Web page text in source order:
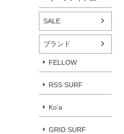
SALE
ブランド
FELLOW
RSS SURF
Ko'a
GRID SURF